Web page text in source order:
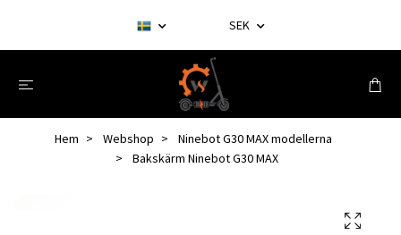
SEK
Hem Webshop
Ninebot G30 MAX modellerna
Bakskärm Ninebot G30 MAX